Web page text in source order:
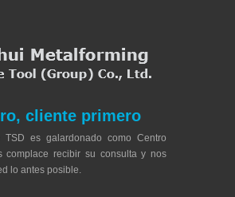
cliente primero
es galardonado como Centro
complace recibir su consulta y nos
lo antes posible.